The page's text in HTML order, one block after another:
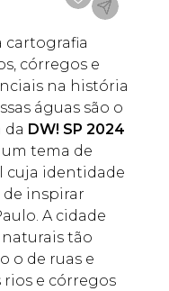
cartografia
córregos e
na história
águas são o
da DW! SP 2024
tema de
cuja identidade
de inspirar
A cidade
tão
o de ruas e
rios e córregos